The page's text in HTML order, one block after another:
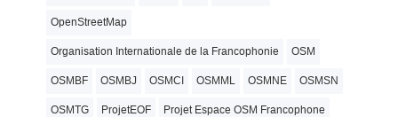
OpenStreetMap
Organisation Internationale de la Francophonie OSM
OSMBF OSMBJ OSMCI OSMML OSMNE OSMSN
OSMTG ProjetEOF Projet Espace OSM Francophone